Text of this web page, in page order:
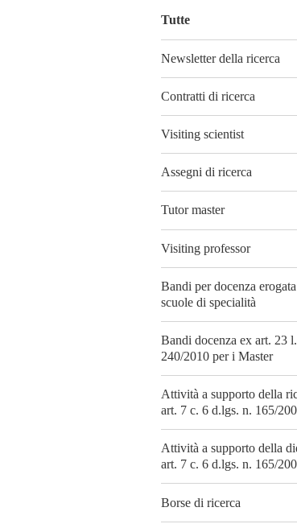
Tutte
Newsletter della ricerca
Contratti di ricerca
Visiting scientist
Assegni di ricerca
Tutor master
Visiting professor
Bandi per docenza
scuole di specialità
Bandi docenza ex art. 23
240/2010 per i Master
Attività a supporto della
art. 7 c. 6 d.lgs. n. 165/
Attività a supporto della
art. 7 c. 6 d.lgs. n. 165/
Borse di ricerca